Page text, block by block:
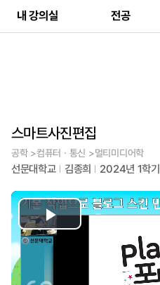
내 강의실 전공
스마트사진편집
공학 >컴퓨터ㆍ통신 >멀티미디어학
선문대학교 김종희 2024년 1학기
Play
Video